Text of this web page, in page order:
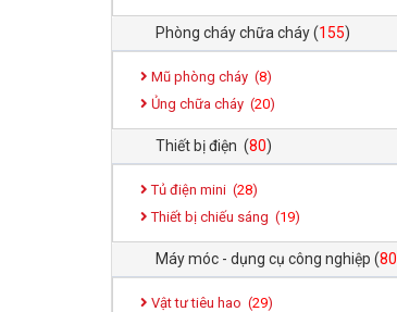
Phòng cháy chữa cháy(155)
Mũ phòng cháy (8)
Ủng chữa cháy (20)
Thiết bị điện (80)
Tủ điện mini (28)
Thiết bị chiếu sáng (19)
Máy móc - dụng cụ công nghiệp (80
Vật tư tiêu hao (29)